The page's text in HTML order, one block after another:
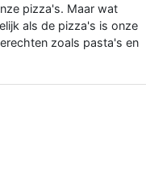
pizza's. Maar wat
als de pizza's is onze
zoals pasta's en